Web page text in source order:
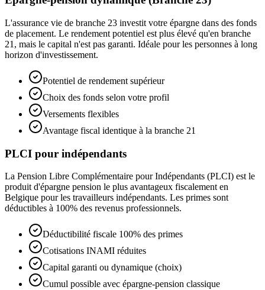
L'assurance vie de branche 23 investit votre épargne dans des fonds
de placement. Le rendement potentiel est plus élevé qu'en branche
21, mais le capital n'est pas garanti. Idéale pour les personnes à long
horizon d'investissement.
Potentiel de rendement supérieur
Choix des fonds selon votre profil
Versements flexibles
Avantage fiscal identique à la branche 21
PLCI pour indépendants
La Pension Libre Complémentaire pour Indépendants (PLCI) est le
produit d'épargne pension le plus avantageux fiscalement en
Belgique pour les travailleurs indépendants. Les primes sont
déductibles à 100% des revenus professionnels.
Déductibilité fiscale 100% des primes
Cotisations INAMI réduites
Capital garanti ou dynamique (choix)
Cumul possible avec épargne-pension classique